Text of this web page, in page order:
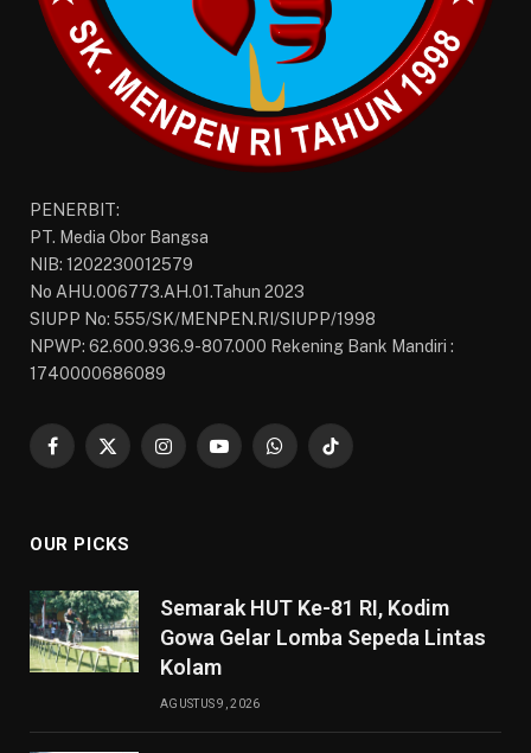
PENERBIT:
PT. Media Obor Bangsa
NIB: 1202230012579
No AHU.006773.AH.01.Tahun 2023
SIUPP No: 555/SK/MENPEN.RI/SIUPP/1998
NPWP: 62.600.936.9-807.000 Rekening Bank Mandiri :
1740000686089
Facebook
X
InstagramYouTubeWhatsAppTikTok
OUR PICKS
Semarak HUT Ke-81 RI, Kodim
Gowa Gelar Lomba Sepeda Lintas
Kolam
AGUSTUS 9, 2026